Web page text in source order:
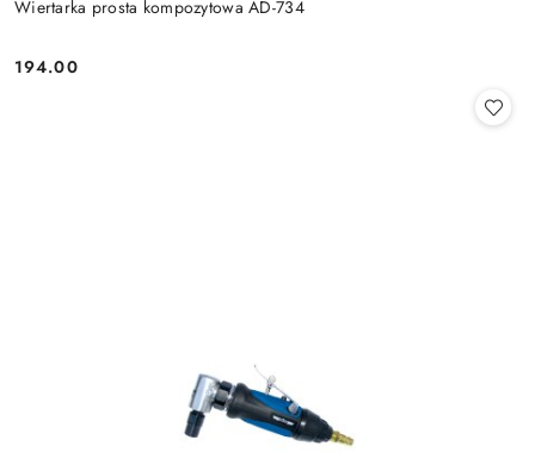
Wiertarka prosta kompozytowa AD-734
Cena:
194.00